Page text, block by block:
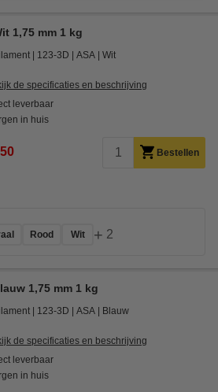
1,75 mm 1 kg
123-3D ASA Wit
de specificaties en beschrijving
leverbaar
in huis
Bestellen
Rood Wit + 2
1,75 mm 1 kg
123-3D ASA Blauw
de specificaties en beschrijving
leverbaar
in huis